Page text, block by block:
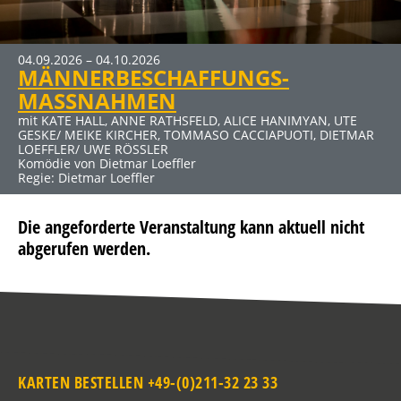
04.09.2026 – 04.10.2026
MÄNNERBESCHAFFUNGS-
MASSNAHMEN
mit KATE HALL, ANNE RATHSFELD, ALICE HANIMYAN, UTE
GESKE/ MEIKE KIRCHER, TOMMASO CACCIAPUOTI, DIETMAR
LOEFFLER/ UWE RÖSSLER
Komödie von Dietmar Loeffler
Regie: Dietmar Loeffler
Die angeforderte Veranstaltung kann aktuell nicht
abgerufen werden.
KARTEN BESTELLEN +49-(0)211-32 23 33